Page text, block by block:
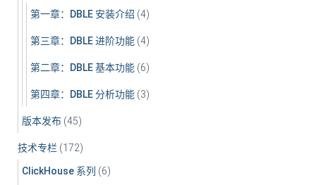
第一章：DBLE 安装介绍 (4)
第三章：DBLE 进阶功能 (4)
第二章：DBLE 基本功能 (6)
第四章：DBLE 分析功能 (3)
版本发布 (45)
技术专栏 (172)
ClickHouse 系列 (6)